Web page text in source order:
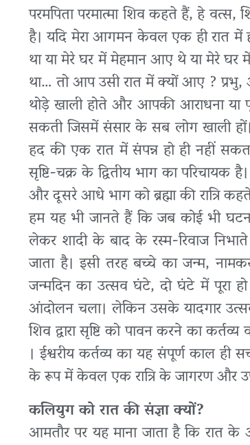
परमपिता परमात्मा शिव कहते हैं, हे वत्स,
है। यदि मेरा आगमन केवल एक ही रात में
था या मेरे घर में मेहमान आए थे या मेरे घर
था… तो आप उसी रात में क्यों आए ?
थोड़े खाली होते और आपकी आराधना
सकती जिसमें संसार के सब लोग खाली
हद की एक रात में संपन्न हो ही नहीं
सृष्टि-चक्र के द्वितीय भाग का
और दूसरे आधे भाग को ब्रह्मा की रात्रि
हम यह भी जानते हैं कि जब कोई भी
लेकर शादी के बाद के रस्म-रिवाज
जाता है। इसी तरह बच्चे का जन्म,
जन्मदिन का उत्सव घंटे, दो घंटे में पूरा
आंदोलन चला। लेकिन उसके यादगार
शिव द्वारा सृष्टि को पावन करने का
। ईश्वरीय कर्तव्य का यह संपूर्ण काल ही
के रूप में केवल एक रात्रि के जागरण और
कलियुग को रात की संज्ञा क्यों?
आमतौर पर यह माना जाता है कि रात